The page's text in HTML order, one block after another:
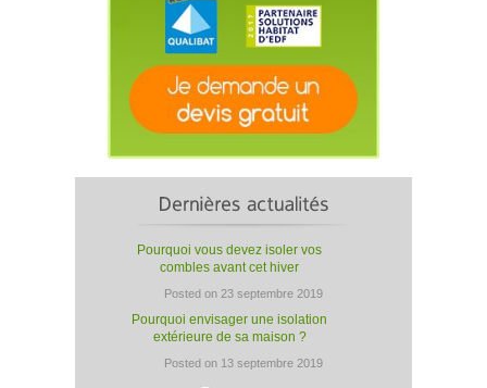
Pourquoi vous devez isoler vos
combles avant cet hiver
Posted on 23 septembre 2019
Pourquoi envisager une isolation
extérieure de sa maison ?
Posted on 13 septembre 2019